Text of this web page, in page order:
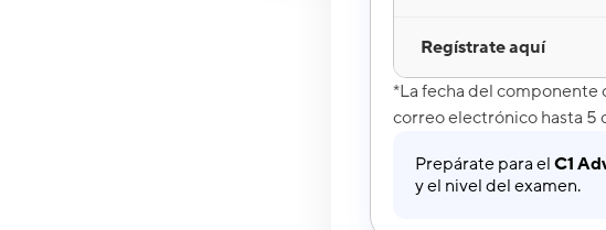
Regístrate aquí
*La fecha del componente
correo electrónico hasta 5
Prepárate para el C1
y el nivel del examen.